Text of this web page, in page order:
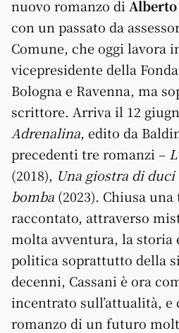
nuovo romanzo di
con un passato da
Comune, che oggi lavora
vicepresidente della
Bologna e Ravenna, ma
scrittore. Arriva il 12
Adrenalina, edito da
precedenti tre romanzi –
(2018), Una giostra di
bomba (2023). Chiusa
raccontato, attraverso
molta avventura, la storia
politica soprattutto della
decenni, Cassani è ora
incentrato sull’attualità, e
romanzo di un futuro